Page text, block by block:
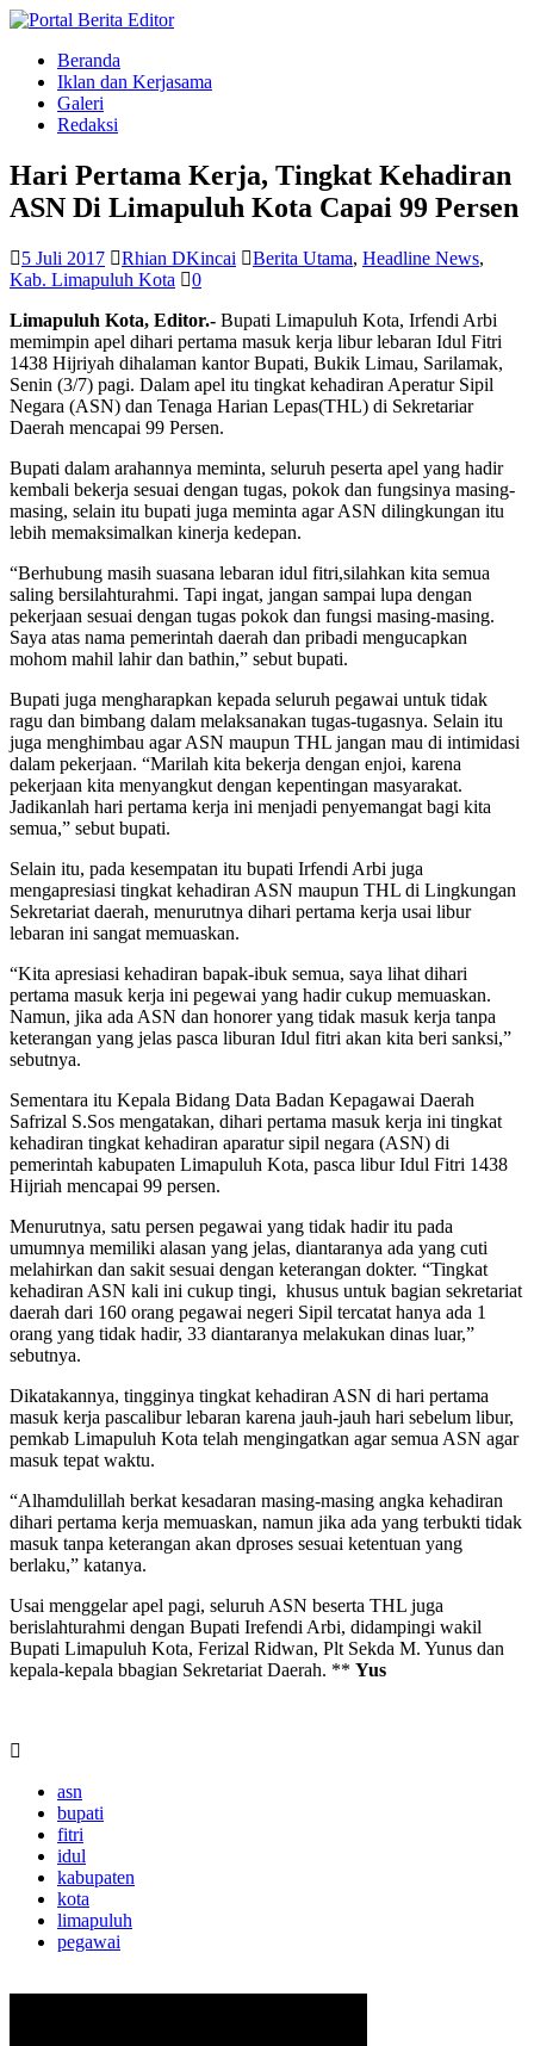
Beranda
Iklan dan Kerjasama
Galeri
Redaksi
Hari Pertama Kerja, Tingkat Kehadiran
ASN Di Limapuluh Kota Capai 99 Persen
5 Juli 2017 Rhian DKincai Berita Utama, Headline News,
Kab. Limapuluh Kota
0
Limapuluh Kota, Editor.- Bupati Limapuluh Kota, Irfendi Arbi
memimpin apel dihari pertama masuk kerja libur lebaran Idul Fitri
1438 Hijriyah dihalaman kantor Bupati, Bukik Limau, Sarilamak,
Senin (3/7) pagi. Dalam apel itu tingkat kehadiran Aperatur Sipil
Negara (ASN) dan Tenaga Harian Lepas(THL) di Sekretariar
Daerah mencapai 99 Persen.
Bupati dalam arahannya meminta, seluruh peserta apel yang hadir
kembali bekerja sesuai dengan tugas, pokok dan fungsinya masing-
masing, selain itu bupati juga meminta agar ASN dilingkungan itu
lebih memaksimalkan kinerja kedepan.
“Berhubung masih suasana lebaran idul fitri,silahkan kita semua
saling bersilahturahmi. Tapi ingat, jangan sampai lupa dengan
pekerjaan sesuai dengan tugas pokok dan fungsi masing-masing.
Saya atas nama pemerintah daerah dan pribadi mengucapkan
mohom mahil lahir dan bathin,” sebut bupati.
Bupati juga mengharapkan kepada seluruh pegawai untuk tidak
ragu dan bimbang dalam melaksanakan tugas-tugasnya. Selain itu
juga menghimbau agar ASN maupun THL jangan mau di intimidasi
dalam pekerjaan. “Marilah kita bekerja dengan enjoi, karena
pekerjaan kita menyangkut dengan kepentingan masyarakat.
Jadikanlah hari pertama kerja ini menjadi penyemangat bagi kita
semua,” sebut bupati.
Selain itu, pada kesempatan itu bupati Irfendi Arbi juga
mengapresiasi tingkat kehadiran ASN maupun THL di Lingkungan
Sekretariat daerah, menurutnya dihari pertama kerja usai libur
lebaran ini sangat memuaskan.
“Kita apresiasi kehadiran bapak-ibuk semua, saya lihat dihari
pertama masuk kerja ini pegewai yang hadir cukup memuaskan.
Namun, jika ada ASN dan honorer yang tidak masuk kerja tanpa
keterangan yang jelas pasca liburan Idul fitri akan kita beri sanksi,”
sebutnya.
Sementara itu Kepala Bidang Data Badan Kepagawai Daerah
Safrizal S.Sos mengatakan, dihari pertama masuk kerja ini tingkat
kehadiran tingkat kehadiran aparatur sipil negara (ASN) di
pemerintah kabupaten Limapuluh Kota, pasca libur Idul Fitri 1438
Hijriah mencapai 99 persen.
Menurutnya, satu persen pegawai yang tidak hadir itu pada
umumnya memiliki alasan yang jelas, diantaranya ada yang cuti
melahirkan dan sakit sesuai dengan keterangan dokter. “Tingkat
kehadiran ASN kali ini cukup tingi, khusus untuk bagian sekretariat
daerah dari 160 orang pegawai negeri Sipil tercatat hanya ada 1
orang yang tidak hadir, 33 diantaranya melakukan dinas luar,”
sebutnya.
Dikatakannya, tingginya tingkat kehadiran ASN di hari pertama
masuk kerja pascalibur lebaran karena jauh-jauh hari sebelum libur,
pemkab Limapuluh Kota telah mengingatkan agar semua ASN agar
masuk tepat waktu.
“Alhamdulillah berkat kesadaran masing-masing angka kehadiran
dihari pertama kerja memuaskan, namun jika ada yang terbukti tidak
masuk tanpa keterangan akan dproses sesuai ketentuan yang
berlaku,” katanya.
Usai menggelar apel pagi, seluruh ASN beserta THL juga
berislahturahmi dengan Bupati Irefendi Arbi, didampingi wakil
Bupati Limapuluh Kota, Ferizal Ridwan, Plt Sekda M. Yunus dan
kepala-kepala bbagian Sekretariat Daerah. ** Yus
asn
bupati
fitri
idul
kabupaten
kota
limapuluh
pegawai